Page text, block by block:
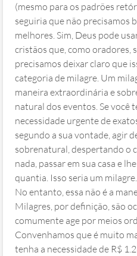
(mesmo para os padrões
seguiria que não precisamos
melhores. Sim, Deus pode
cristãos que, como oradores,
precisamos deixar claro que
categoria de milagre. Um
maneira extraordinária e
natural dos eventos. Se você
necessidade urgente de
segundo a sua vontade, agir
sobrenatural, despertando o
nada, passar em sua casa e
quantia. Isso seria um milagre.
No entanto, essa não é a
Milagres, por definição, são
comumente age por meios
Convenhamos que é muito
tenha a necessidade de R$